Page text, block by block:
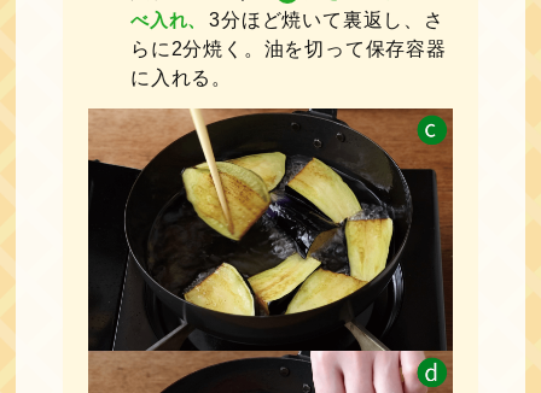
べ入れ、
3分ほど焼いて裏返し、さ
らに2分焼く。油を切って保存容器
に入れる。